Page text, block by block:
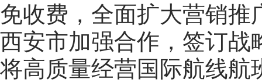
免收费，全面扩大营销推
西安市加强合作，签订战
将高质量经营国际航线航